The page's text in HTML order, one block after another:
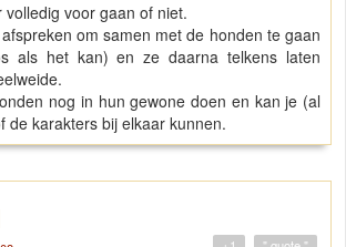
voor gaan of niet.
om samen met de honden te gaan
als het kan) en ze daarna telkens laten
nog in hun gewone doen en kan je (al
de karakters bij elkaar kunnen.